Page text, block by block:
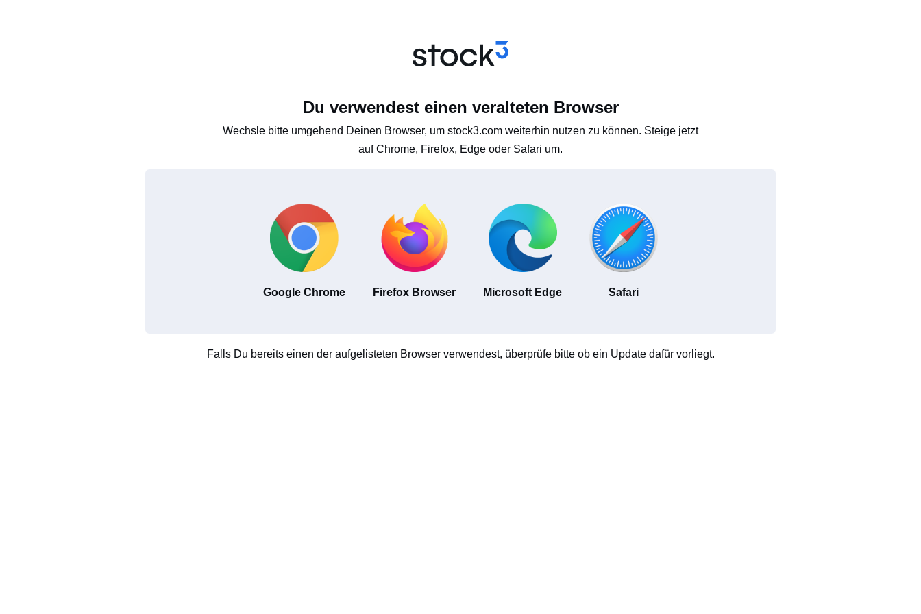
Du verwendest einen veralteten Browser
Wechsle bitte umgehend Deinen Browser, um stock3.com weiterhin nutzen zu können. Steige jetzt
auf Chrome, Firefox, Edge oder Safari um.
Google Chrome Firefox Browser Microsoft Edge Safari
Falls Du bereits einen der aufgelisteten Browser verwendest, überprüfe bitte ob ein Update dafür vorliegt.